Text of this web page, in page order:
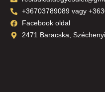
+36703789089 vagy
Facebook oldal
2471 Baracska,